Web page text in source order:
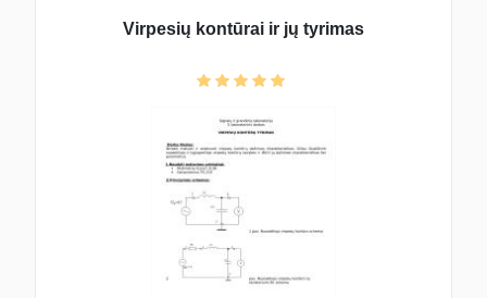
Virpesių kontūrai ir jų tyrimas